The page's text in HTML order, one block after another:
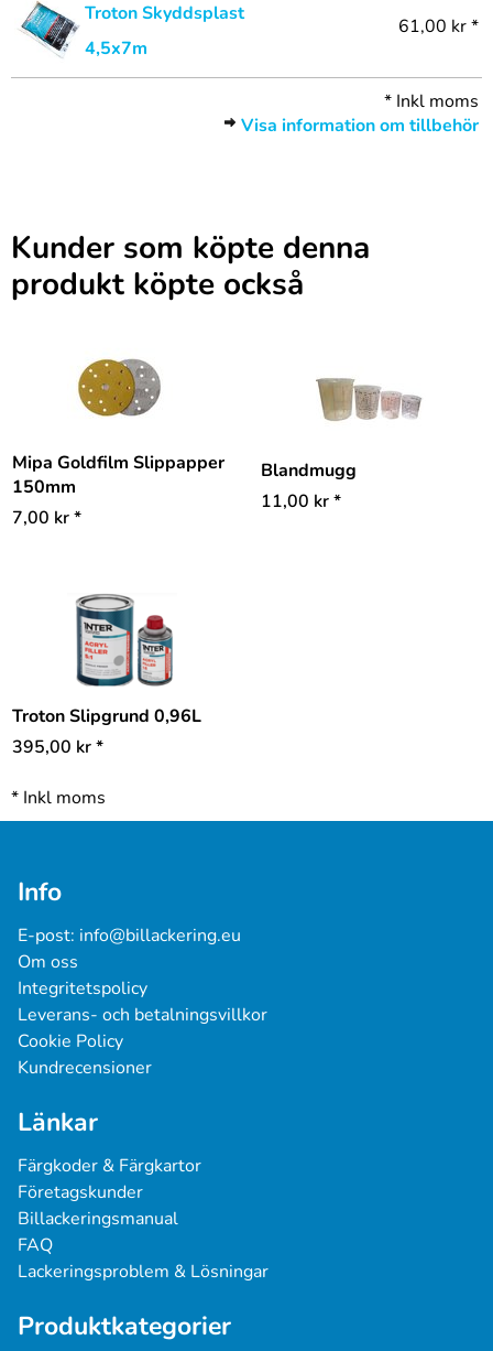
Troton Skyddsplast
4,5x7m
61,00 kr *
* Inkl moms
Visa information om tillbehör
Kunder som köpte denna
produkt köpte också
Mipa Goldfilm Slippapper
150mm
7,00 kr*
Blandmugg
11,00 kr*
Troton Slipgrund 0,96L
395,00 kr*
* Inkl moms
Info
E-post: info@billackering.eu
Om oss
Integritetspolicy
Leverans- och betalningsvillkor
Cookie Policy
Kundrecensioner
Länkar
Färgkoder & Färgkartor
Företagskunder
Billackeringsmanual
FAQ
Lackeringsproblem & Lösningar
Produktkategorier